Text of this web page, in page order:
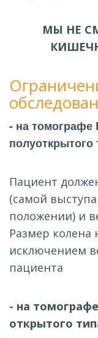
МЫ НЕ
- на томографе
Пациент
(самой
положении) и
Размер колена
исключением
пациента
- на
открытого